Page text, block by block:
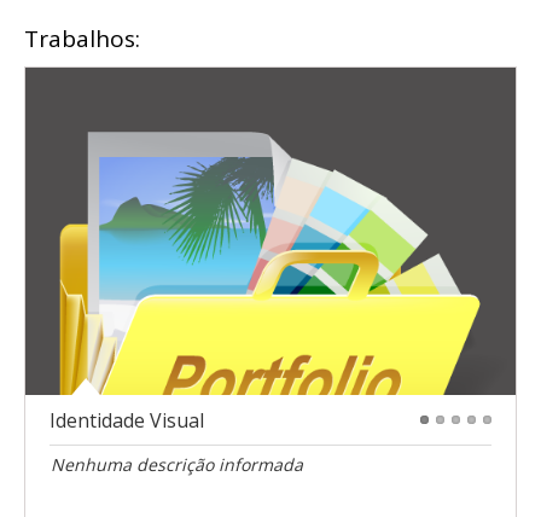
Trabalhos:
Identidade Visual
Nenhuma descrição informada